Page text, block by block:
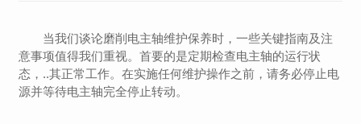
当我们谈论磨削电主轴维护保养时，一些关键指南及注
意事项值得我们重视。首要的是定期检查电主轴的运行状
态，..其正常工作。在实施任何维护操作之前，请务必停止电
源并等待电主轴完全停止转动。